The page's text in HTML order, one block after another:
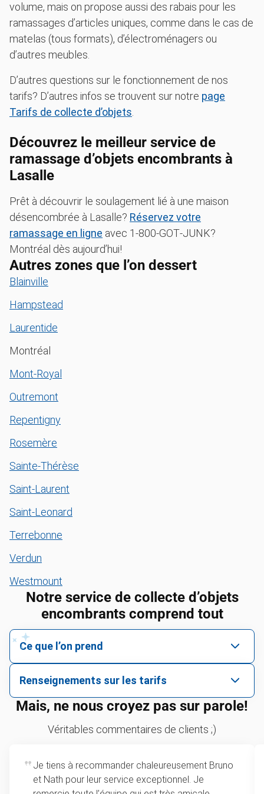
volume, mais on propose aussi des rabais pour les
ramassages d’articles uniques, comme dans le cas de
matelas (tous formats), d’électroménagers ou
d’autres meubles.
D’autres questions sur le fonctionnement de nos
tarifs? D’autres infos se trouvent sur notre page
Tarifs de collecte d’objets
Découvrez le meilleur service de
ramassage d’objets encombrants à
Lasalle
Prêt à découvrir le soulagement lié à une maison
désencombrée à Lasalle? Réservez votre
ramassage en ligne avec 1‑800‑GOT‑JUNK?
Montréal dès aujourd’hui!
Autres zones que l’on dessert
Blainville
Hampstead
Laurentide
Montréal
Mont-Royal
Outremont
Repentigny
Rosemère
Sainte-Thérèse
Saint-Laurent
Saint-Leonard
Terrebonne
Verdun
Westmount
Notre service de collecte d’objets
encombrants comprend tout
Ce que l’on prend
encombrants.
On prend presque tout objet, à condition qu’il ne soit
pas dangereux.
Recyclage de pneus
Collecte d’ordinateurs portables
Renseignements sur les tarifs
Tarifs selon des articles uniques ou selon le
volume du camion
Pour 2 articles ou plus, nos tarifs sont selon la
le camion. Le tarifs commencent au chargement
minimal, soit ⅛ de camion, jusqu’au chargement
Mais, ne nous croyez pas sur parole!
Véritables commentaires de clients ;)
Je tiens à recommander chaleureusement Bruno
et Nath pour leur service exceptionnel. Je